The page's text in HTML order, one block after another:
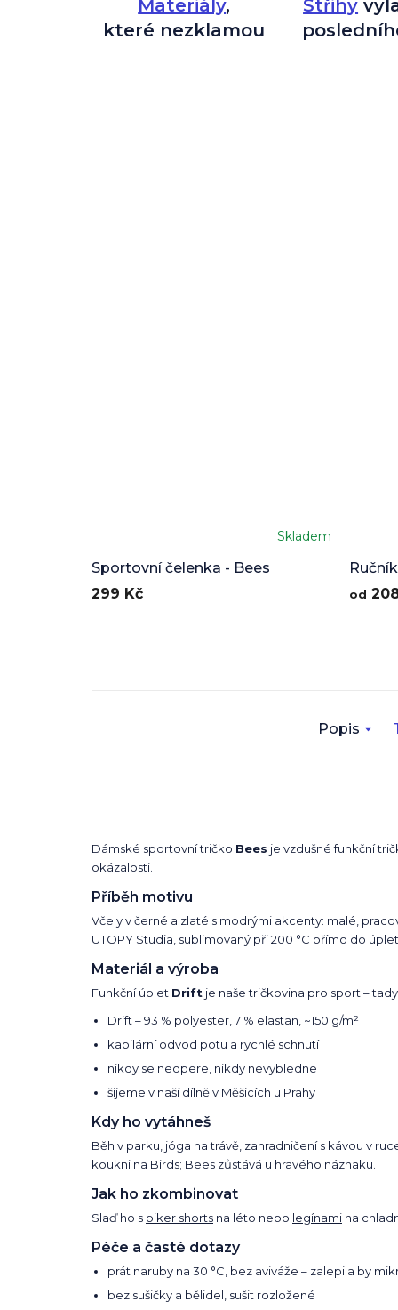
Materiály,
které nezklamou
Střihy
Sportovní čelenka - Bees
Skladem
299 Kč od
Popis
Dámské sportovní tričko Bees je vzdušné funkční
okázalosti.
Příběh motivu
Včely v černé a zlaté s modrými akcenty: malé,
UTOPY Studia, sublimovaný při 200 °C přímo do
Materiál a výroba
Funkční úplet Drift je naše tričkovina pro sport –
Drift – 93 % polyester, 7 % elastan, ~150 g/m²
kapilární odvod potu a rychlé schnutí
nikdy se neopere, nikdy nevybledne
šijeme v naší dílně v Měšicích u Prahy
Kdy ho vytáhneš
Běh v parku, jóga na trávě, zahradničení s kávou v
koukni na Birds; Bees zůstává u hravého náznaku.
Jak ho zkombinovat
Slaď ho s biker shorts na léto nebo legínami na
Péče a časté dotazy
prát naruby na 30 °C, bez aviváže – zalepila by
bez sušičky a bělidel, sušit rozložené